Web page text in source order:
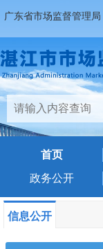
广东省市场监督管理局
首页
政务公开
信息公开